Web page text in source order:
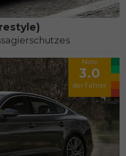
Note
3.0
der Fahrer